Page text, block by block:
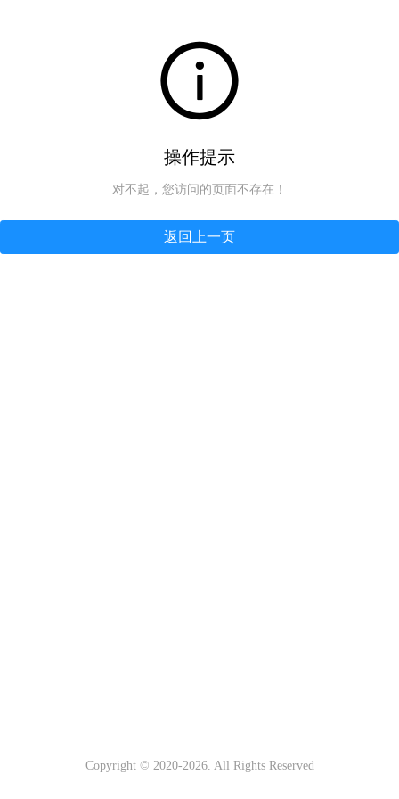
操作提示
对不起，您访问的页面不存在！
返回上一页
Copyright © 2020-2026. All Rights Reserved